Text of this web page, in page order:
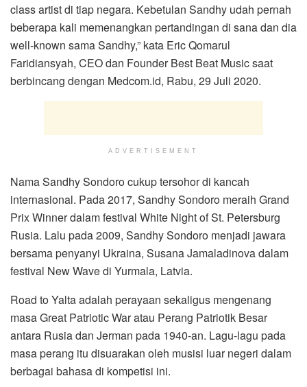
class artist di tiap negara. Kebetulan Sandhy udah pernah
beberapa kali memenangkan pertandingan di sana dan dia
well-known sama Sandhy,” kata Eric Qomarul
Faridiansyah, CEO dan Founder Best Beat Music saat
berbincang dengan Medcom.id, Rabu, 29 Juli 2020.
ADVERTISEMENT
Nama Sandhy Sondoro cukup tersohor di kancah
internasional. Pada 2017, Sandhy Sondoro meraih Grand
Prix Winner dalam festival White Night of St. Petersburg
Rusia. Lalu pada 2009, Sandhy Sondoro menjadi jawara
bersama penyanyi Ukraina, Susana Jamaladinova dalam
festival New Wave di Yurmala, Latvia.
Road to Yalta adalah perayaan sekaligus mengenang
masa Great Patriotic War atau Perang Patriotik Besar
antara Rusia dan Jerman pada 1940-an. Lagu-lagu pada
masa perang itu disuarakan oleh musisi luar negeri dalam
berbagai bahasa di kompetisi ini.